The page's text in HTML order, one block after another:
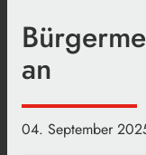
an
04. September